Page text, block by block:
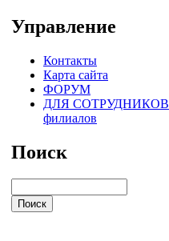
Управление
Контакты
Карта сайта
ФОРУМ
ДЛЯ СОТРУДНИКОВ
филиалов
Поиск